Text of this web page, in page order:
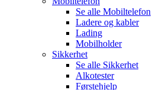
Se alle Mobiltelefon
Ladere og kabler
Lading
Mobilholder
Sikkerhet
Se alle Sikkerhet
Alkotester
Førstehjelp